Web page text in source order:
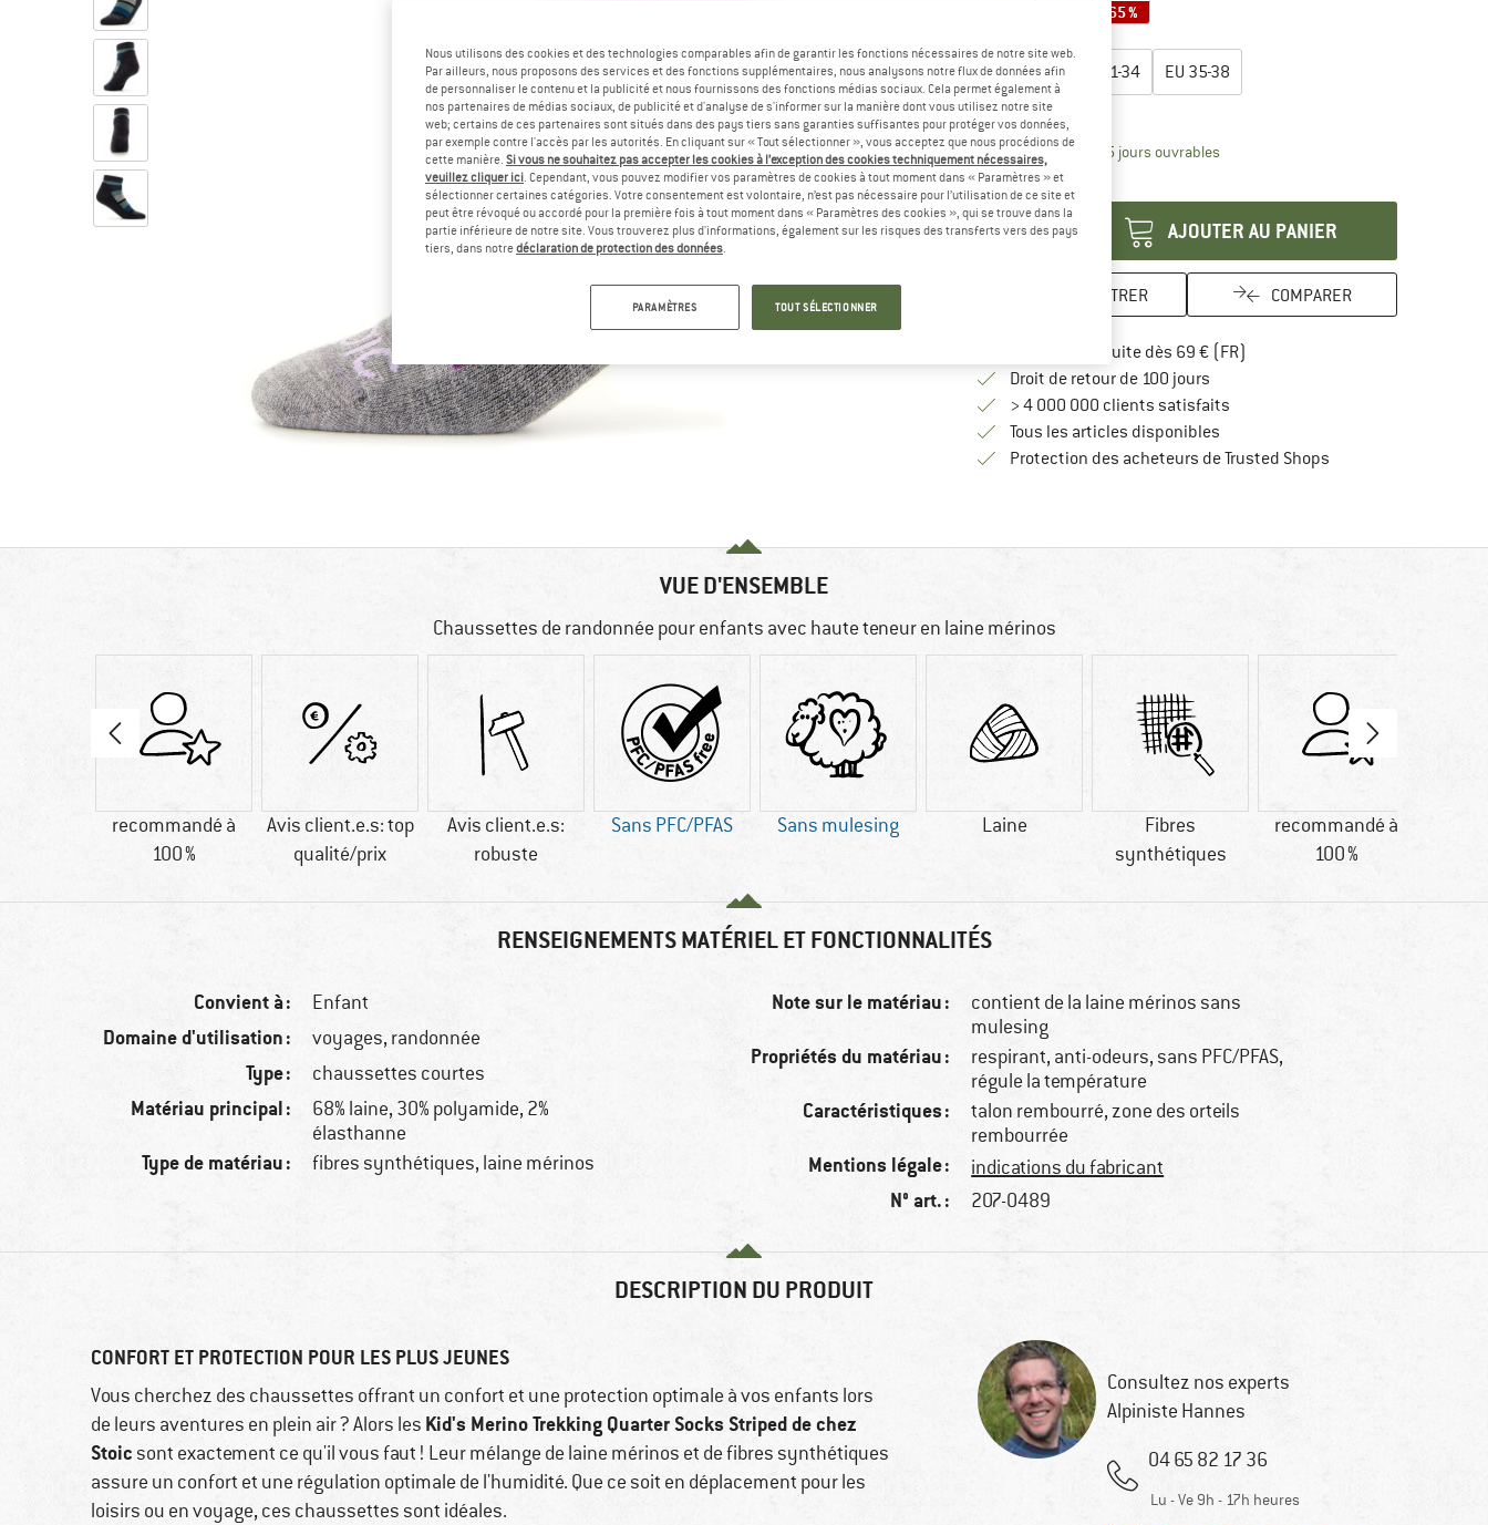
-65 %
EU27-30 31-34 EU 35-38
Guide des tailles
Délai de livraison: 3-5 jours ouvrablesLe lien s'ouvre dans une boîte
Quantité:
AJOUTER AU PANIER
ENREGISTRER COMPARER
Livraison gratuite dès 69 € (FR)
Droit de retour de 100 joursTrouve les informations de
> 4 000 000 clients satisfaits
Tous les articles disponibles
Protection des acheteurs de Trusted ShopsTrouve toutes les
VUE D'ENSEMBLE
Chaussettes de randonnée pour enfants avec haute teneur en laine mérinos
recommandé à
100 %
Avis client.e.s: top
qualité/prix
Avis client.e.s:
robuste
Sans PFC/PFAS Sans mulesing Laine
Fibres
synthétiques
recommandé à
100 %
RENSEIGNEMENTS MATÉRIEL ET FONCTIONNALITÉS
Convient à : Enfant
Domaine d'utilisation : voyages, randonnée
Type : chaussettes courtes
Matériau principal :
68% laine, 30% polyamide, 2%
élasthanne
Type de matériau : fibres synthétiques, laine mérinos
Note sur le matériau :
contient de la laine mérinos sans
mulesing
Propriétés du matériau :
respirant, anti-odeurs, sans PFC/PFAS,
régule la température
Caractéristiques :
talon rembourré, zone des orteils
rembourrée
Mentions légale : indications du fabricant
N° art. : 207-0489
DESCRIPTION DU PRODUIT
CONFORT ET PROTECTION POUR LES PLUS JEUNES
Vous cherchez des chaussettes offrant un confort et une protection optimale à vos enfants lors
de leurs aventures en plein air ? Alors les Kid's Merino Trekking Quarter Socks Striped de chez
Stoic sont exactement ce qu'il vous faut ! Leur mélange de laine mérinos et de fibres synthétiques
assure un confort et une régulation optimale de l'humidité. Que ce soit en déplacement pour les
loisirs ou en voyage, ces chaussettes sont idéales.
Consultez nos experts
Alpiniste Hannes
04 65 82 17 36
Lu - Ve 9h - 17h heures
Nous utilisons des cookies et des technologies comparables afin de garantir les fonctions nécessaires de notre site web.
Par ailleurs, nous proposons des services et des fonctions supplémentaires, nous analysons notre flux de données afin
de personnaliser le contenu et la publicité et nous fournissons des fonctions médias sociaux. Cela permet également à
nos partenaires de médias sociaux, de publicité et d'analyse de s'informer sur la manière dont vous utilisez notre site
web; certains de ces partenaires sont situés dans des pays tiers sans garanties suffisantes pour protéger vos données,
par exemple contre l'accès par les autorités. En cliquant sur « Tout sélectionner », vous acceptez que nous procédions de
cette manière. Si vous ne souhaitez pas accepter les cookies à l’exception des cookies techniquement nécessaires,
veuillez cliquer ici. Cependant, vous pouvez modifier vos paramètres de cookies à tout moment dans « Paramètres » et
sélectionner certaines catégories. Votre consentement est volontaire, n’est pas nécessaire pour l’utilisation de ce site et
peut être révoqué ou accordé pour la première fois à tout moment dans « Paramètres des cookies », qui se trouve dans la
partie inférieure de notre site. Vous trouverez plus d'informations, également sur les risques des transferts vers des pays
tiers, dans notredéclaration de protection des données.
PARAMÈTRES TOUT SÉLECTIONNER